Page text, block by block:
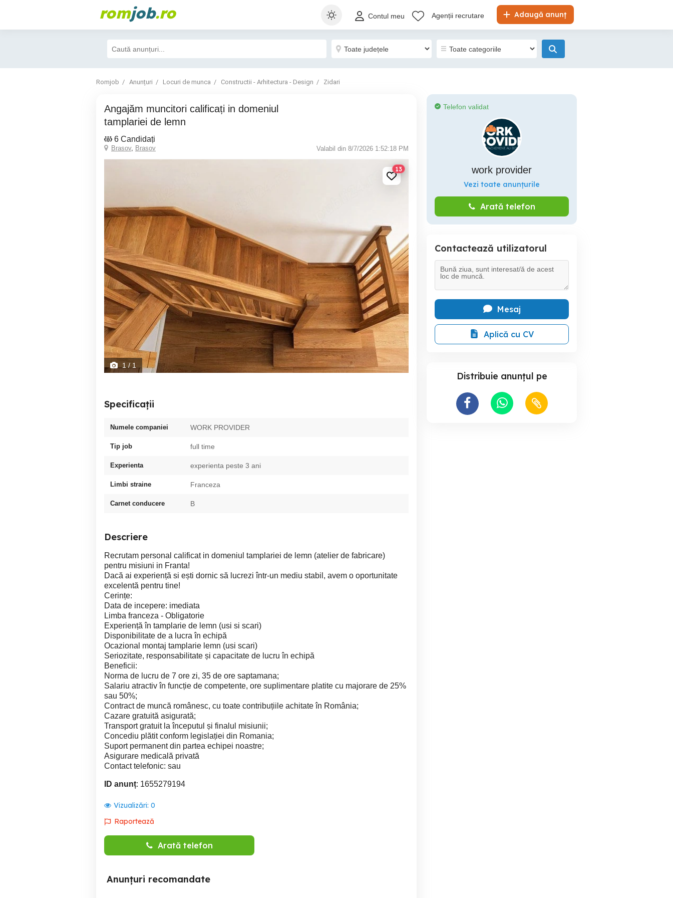
romjob.ro Adaugă anunț
Contul meu Agenții recrutare
Romjob Anunțuri Locuri de munca Constructii - Arhitectura - Design Zidari
Angajăm muncitori calificați in domeniul
tamplariei de lemn
6 Candidați
Brasov, Brasov Valabil din 8/7/2026 1:52:18 PM
13
1 / 1
Specificații
Numele companiei WORK PROVIDER
Tip job full time
Experienta experienta peste 3 ani
Limbi straine Franceza
Carnet conducere B
Descriere
Recrutam personal calificat in domeniul tamplariei de lemn (atelier de fabricare)
pentru misiuni in Franta!
Dacă ai experiență si ești dornic să lucrezi într-un mediu stabil, avem o oportunitate
excelentă pentru tine!
Cerințe:
Data de incepere: imediata
Limba franceza - Obligatorie
Experiență în tamplarie de lemn (usi si scari)
Disponibilitate de a lucra în echipă
Ocazional montaj tamplarie lemn (usi scari)
Seriozitate, responsabilitate și capacitate de lucru în echipă
Beneficii:
Norma de lucru de 7 ore zi, 35 de ore saptamana;
Salariu atractiv în funcție de competente, ore suplimentare platite cu majorare de 25%
sau 50%;
Contract de muncă românesc, cu toate contribuțiile achitate în România;
Cazare gratuită asigurată;
Transport gratuit la începutul și finalul misiunii;
Concediu plătit conform legislației din Romania;
Suport permanent din partea echipei noastre;
Asigurare medicală privată
Contact telefonic: sau
ID anunț: 1655279194
Vizualizări: 0
Raportează
Arată telefon
Anunțuri recomandate
Telefon validat
work provider
Vezi toate anunțurile
Arată telefon
Contactează utilizatorul
Mesaj
Aplică cu CV
Distribuie anunțul pe